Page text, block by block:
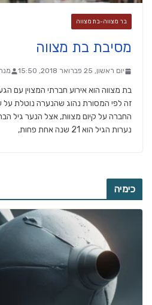
בר מצווה-בת מצווה
מסיבת בת מצווה
יום ראשון, 25 פברואר 2018, 15:50
זה לפי המסורת נהוג שהנערה נוטלת על
נערות הגיל הוא 21 שנה אחת פחות,
כימיה